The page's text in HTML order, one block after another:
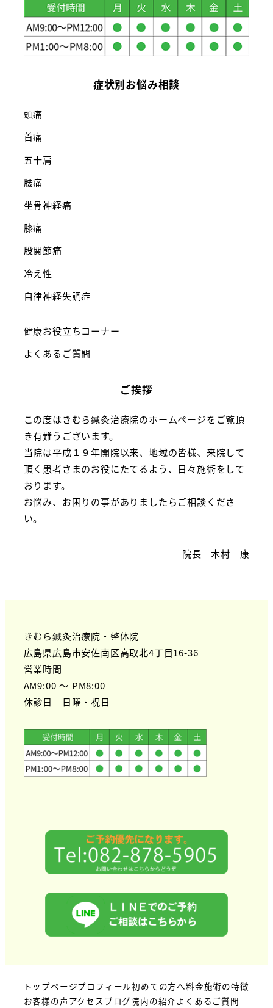
症状別お悩み相談
頭痛
首痛
五十肩
腰痛
坐骨神経痛
膝痛
股関節痛
冷え性
自律神経失調症
健康お役立ちコーナー
よくあるご質問
ご挨拶
この度はきむら鍼灸治療院のホームページをご覧頂
き有難うございます。
当院は平成１９年開院以来、地域の皆様、来院して
頂く患者さまのお役にたてるよう、日々施術をして
おります。
お悩み、お困りの事がありましたらご相談くださ
い。
院長 木村 康
きむら鍼灸治療院・整体院
広島県広島市安佐南区高取北4丁目16-36
営業時間
AM9:00 ～ PM8:00
休診日 日曜・祝日
トップページプロフィール初めての方へ料金施術の特徴
お客様の声アクセス ブログ院内の紹介よくあるご質問